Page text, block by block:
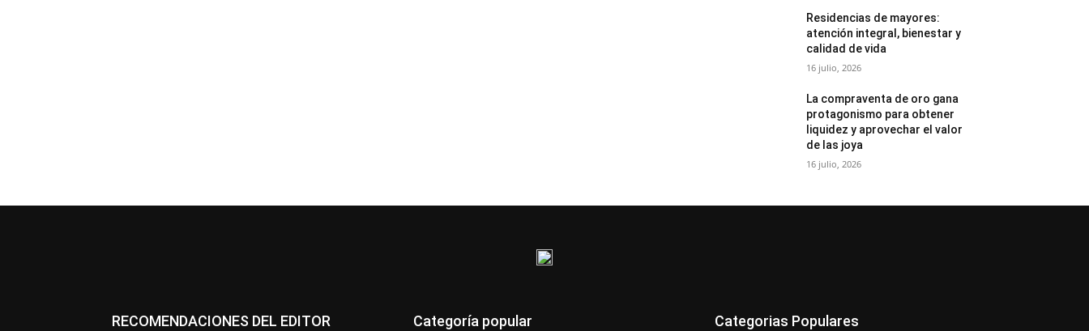
Residencias de mayores:
atención integral, bienestar y
calidad de vida
16 julio, 2026
La compraventa de oro gana
protagonismo para obtener
liquidez y aprovechar el valor
de las joya
16 julio, 2026
RECOMENDACIONES DEL EDITOR Categoría popular Categorias Populares